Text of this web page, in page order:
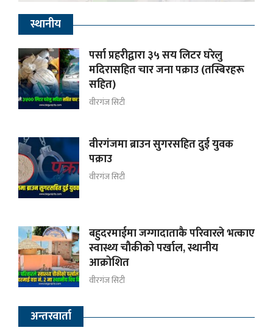
स्थानीय
पर्सा प्रहरीद्वारा ३५ सय लिटर घरेलु
मदिरासहित चार जना पक्राउ (तस्बिरहरू
सहित)
वीरगंज सिटी
वीरगंजमा ब्राउन सुगरसहित दुई युवक
पक्राउ
वीरगंज सिटी
बहुदरमाईमा जग्गादाताकै परिवारले भत्काए
स्वास्थ्य चौकीको पर्खाल, स्थानीय
आक्रोशित
वीरगंज सिटी
अन्तरवार्ता